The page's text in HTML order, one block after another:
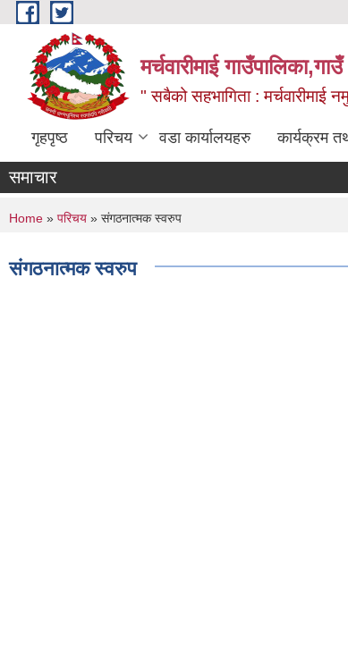
Skip to main content
मर्चवारीमाई
" सबैको सहभागिता : मर्चवारीमाई
गृहपृष्ठ परिचय वडा कार्यालयहरु कार्यक्रम
समाचार
You are here
Home » परिचय » संगठनात्मक स्वरुप
संगठनात्मक स्वरुप